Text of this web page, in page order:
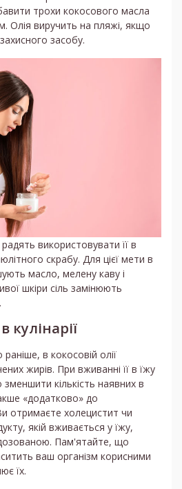
трохи кокосового масла
Олія виручить на пляжі, якщо
засобу.
використовувати її в
скрабу. Для цієї мети в
масло, мелену каву і
шкіри сіль замінюють
кулінарії
в кокосовій олії
жирів. При вживанні її в їжу
кількість наявних в
«додатково» до
отримаєте холецистит чи
якій вживається у їжу,
Пам'ятайте, що
ваш організм корисними
їх.